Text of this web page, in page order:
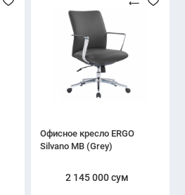
Офисное кресло ERGO
Silvano MB (Grey)
2 145 000 сум